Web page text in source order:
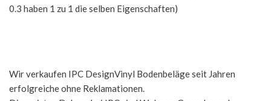
0.3 haben 1 zu 1 die selben Eigenschaften)
Wir verkaufen IPC DesignVinyl Bodenbeläge seit Jahren
erfolgreiche ohne Reklamationen.